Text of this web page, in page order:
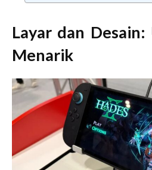
Layar dan
Menarik